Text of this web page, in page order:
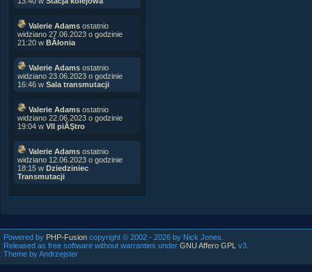
Valerie Adams ostatnio
widziano 27.06.2023 o godzinie
21:20 w BÂłonia
Valerie Adams ostatnio
widziano 23.06.2023 o godzinie
16:46 w Sala transmutacji
Valerie Adams ostatnio
widziano 22.06.2023 o godzinie
19:04 w VII piĂŞtro
Valerie Adams ostatnio
widziano 12.06.2023 o godzinie
18:15 w Dziedziniec
Transmutacji
Powered by PHP-Fusion copyright © 2002 - 2026 by Nick Jones.
Released as free software without warranties under GNU Affero GPL
v3.
Theme by Andrzejster